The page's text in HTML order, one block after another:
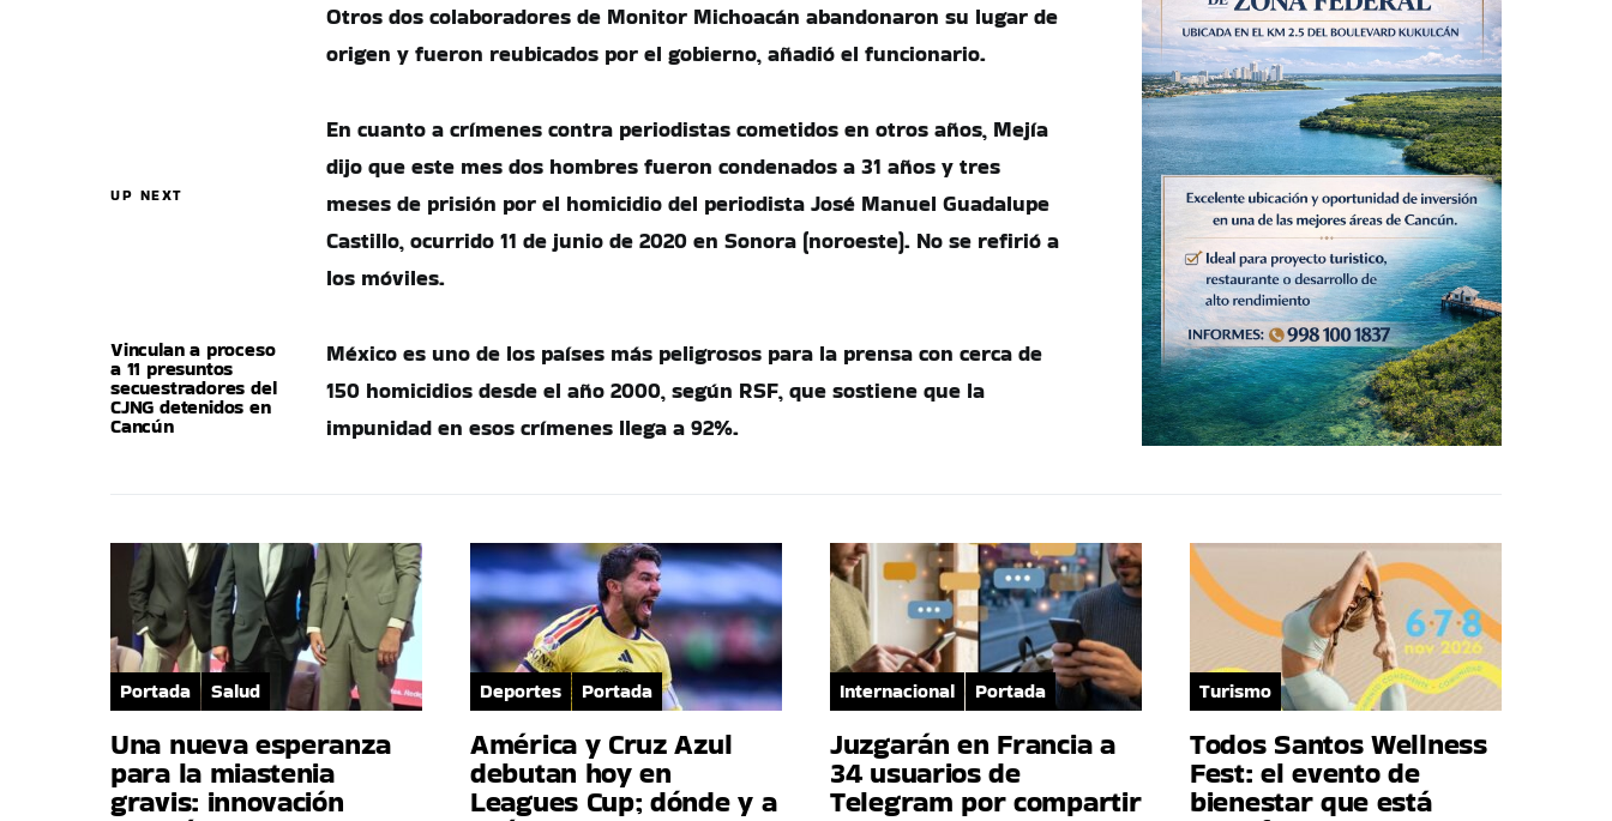
UP NEXT
Vinculan a proceso
a 11 presuntos
secuestradores del
CJNG detenidos en
Cancún
Otros dos colaboradores de Monitor Michoacán abandonaron su lugar de
origen y fueron reubicados por el gobierno, añadió el funcionario.
En cuanto a crímenes contra periodistas cometidos en otros años, Mejía
dijo que este mes dos hombres fueron condenados a 31 años y tres
meses de prisión por el homicidio del periodista José Manuel Guadalupe
Castillo, ocurrido 11 de junio de 2020 en Sonora (noroeste). No se refirió a
los móviles.
México es uno de los países más peligrosos para la prensa con cerca de
150 homicidios desde el año 2000, según RSF, que sostiene que la
impunidad en esos crímenes llega a 92%.
Portada Salud
Una nueva esperanza
para la miastenia
gravis: innovación
Deportes Portada
América y Cruz Azul
debutan hoy en
Leagues Cup; dónde y a
Internacional Portada
Juzgarán en Francia a
34 usuarios de
Telegram por compartir
Turismo
Todos Santos Wellness
Fest: el evento de
bienestar que está